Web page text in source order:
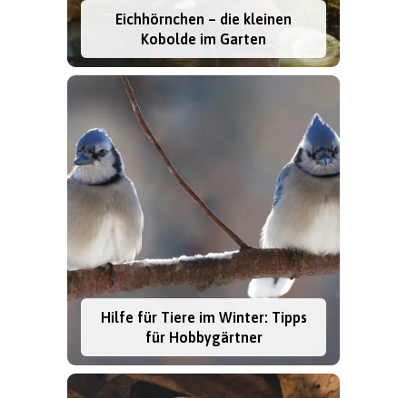
Eichhörnchen – die kleinen
Kobolde im Garten
Hilfe für Tiere im Winter: Tipps
für Hobbygärtner